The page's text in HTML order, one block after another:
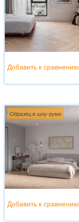
Добавить к сравнению
Образец в шоу-руме
Добавить к сравнению